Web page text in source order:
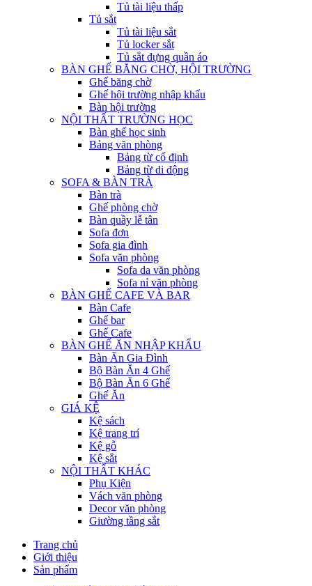
Tủ tài liệu thấp
Tủ sắt
Tủ tài liệu sắt
Tủ locker sắt
Tủ sắt đựng quần áo
BÀN GHẾ BĂNG CHỜ, HỘI TRƯỜNG
Ghế băng chờ
Ghế hội trường nhập khẩu
Bàn hội trường
NỘI THẤT TRƯỜNG HỌC
Bàn ghế học sinh
Bảng văn phòng
Bảng từ cố định
Bảng từ di động
SOFA & BÀN TRÀ
Bàn trà
Ghế phòng chờ
Bàn quầy lễ tân
Sofa đơn
Sofa gia đình
Sofa văn phòng
Sofa da văn phòng
Sofa nỉ văn phòng
BÀN GHẾ CAFE VÀ BAR
Bàn Cafe
Ghế bar
Ghế Cafe
BÀN GHẾ ĂN NHẬP KHẨU
Bàn Ăn Gia Đình
Bộ Bàn Ăn 4 Ghế
Bộ Bàn Ăn 6 Ghế
Ghế Ăn
GIÁ KỆ
Kệ sách
Kệ trang trí
Kệ gỗ
Kệ sắt
NỘI THẤT KHÁC
Phụ Kiện
Vách văn phòng
Decor văn phòng
Giường tầng sắt
Trang chủ
Giới thiệu
Sản phẩm